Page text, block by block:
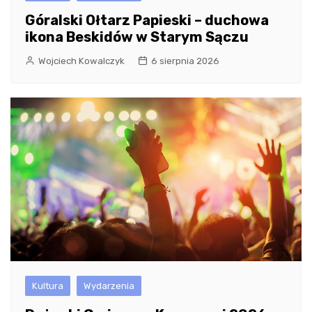
Góralski Ołtarz Papieski – duchowa
ikona Beskidów w Starym Sączu
Wojciech Kowalczyk 6 sierpnia 2026
Kultura Wydarzenia